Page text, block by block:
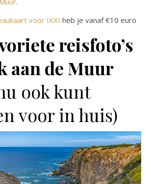
voor IXXI heb je vanaf €10 euro
reisfoto’s
aan de Muur
ook kunt
voor in huis)